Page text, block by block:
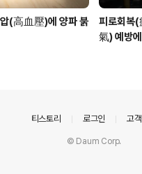
(高血壓)에 양파 붉
피로회복
氣) 예방
티스토리 로그인 고
© Daum Corp.